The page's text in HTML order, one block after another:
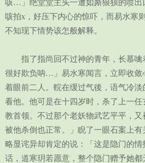
咳…」绝堂堂主头一遭如厮狼狈的喷出
咳拍x，好压下内心的惊吓，而易水寒
不知现下情势该怎般解释。
指了指尚回不过神的青年，长慕噙
很好欺负呐…」易水寒闻言，立即收敛
着眼前二人。輐在缓过气後，语气冷
看他。他可是在十四岁时，杀了上一
教首领。不过那个老妖物武艺平平，又
被他杀倒也正常。」睨了一眼石案上
略显诧异却肯定的说：「这是隐门的情
话，道寒玥若愿意，整个隐门赠予她